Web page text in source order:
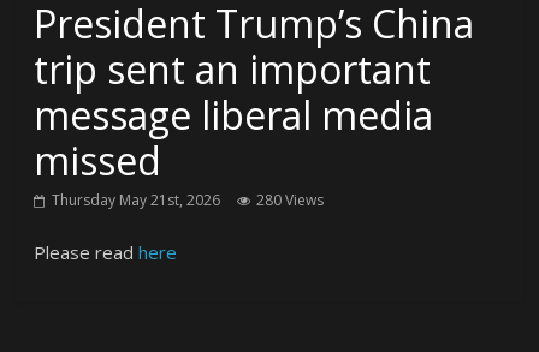
President Trump’s China
trip sent an important
message liberal media
missed
Thursday May 21st, 2026 280 Views
Please readhere